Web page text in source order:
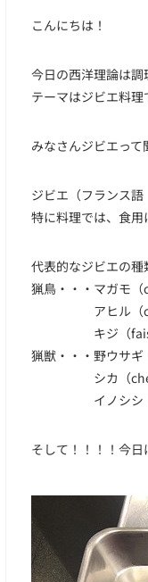
こんにちは！
今日の西洋理論は調
テーマはジビエ料理
みなさんジビエって
ジビエ（フランス
特に料理では、食用
代表的なジビエの種
猟鳥・・・マガモ（
アヒル（
キジ（faisan
猟獣・・・野ウサギ
シカ（
イノシシ（
そして！！！！今日